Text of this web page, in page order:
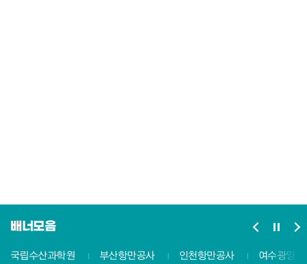
배너모음
국립수산과학원
부산항만공사 인천항만공사 여수광양